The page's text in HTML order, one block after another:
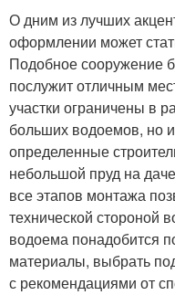
О дним из лучших
оформлении может
Подобное сооружение
послужит отличным
участки ограничены в
больших водоемов, но
определенные
небольшой пруд на
все этапов монтажа
технической стороной
водоема понадобится
материалы, выбрать
с рекомендациями от